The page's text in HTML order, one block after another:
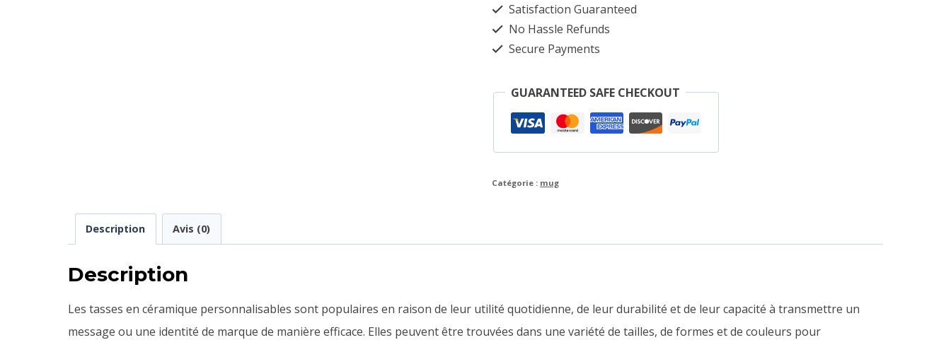
Satisfaction Guaranteed
No Hassle Refunds
Secure Payments
GUARANTEED SAFE CHECKOUT
Catégorie : mug
Description Avis (0)
Description
Les tasses en céramique personnalisables sont populaires en raison de leur utilité quotidienne, de leur durabilité et de leur capacité à transmettre un
message ou une identité de marque de manière efficace. Elles peuvent être trouvées dans une variété de tailles, de formes et de couleurs pour